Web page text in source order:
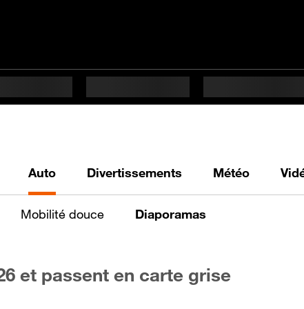
Auto Divertissements Météo
Mobilité douce Diaporamas
et passent en carte grise